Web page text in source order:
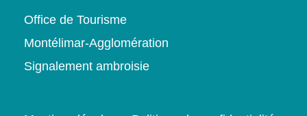
Office de Tourisme
Montélimar-Agglomération
Signalement ambroisie